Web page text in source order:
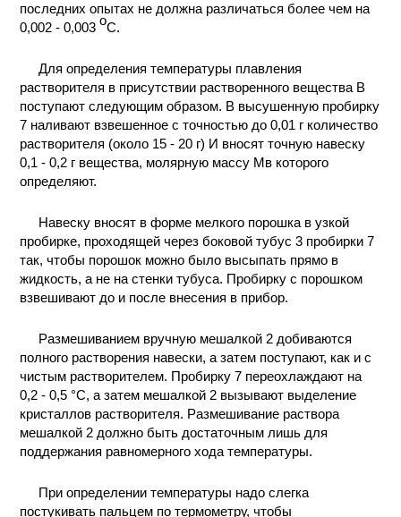
последних опытах не должна различаться более чем на
0,002 - 0,003oC.
Для определения температуры плавления
растворителя в присутствии растворенного вещества В
поступают следующим образом. В высушенную пробирку
7 наливают взвешенное с точностью до 0,01 г количество
растворителя (около 15 - 20 г) И вносят точную навеску
0,1 - 0,2 г вещества, молярную массу Мв которого
определяют.
Навеску вносят в форме мелкого порошка в узкой
пробирке, проходящей через боковой тубус 3 пробирки 7
так, чтобы порошок можно было высыпать прямо в
жидкость, а не на стенки тубуса. Пробирку с порошком
взвешивают до и после внесения в прибор.
Размешиванием вручную мешалкой 2 добиваются
полного растворения навески, а затем поступают, как и с
чистым растворителем. Пробирку 7 переохлаждают на
0,2 - 0,5 °С, а затем мешалкой 2 вызывают выделение
кристаллов растворителя. Размешивание раствора
мешалкой 2 должно быть достаточным лишь для
поддержания равномерного хода температуры.
При определении температуры надо слегка
постукивать пальцем по термометру, чтобы